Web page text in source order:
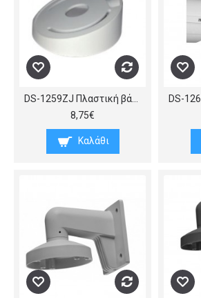
DS-1259ZJ Πλαστική βάση – κουτί συνδέσεων small, με κλίση, για τοποθέτηση καμερών Dome επί οροφής, Φ111×39.2 mm
8,75€
Καλάθι